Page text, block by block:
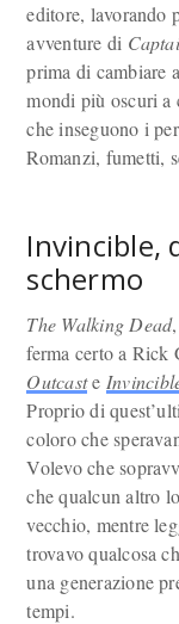
editore, lavorando
avventure di
prima di cambiare
mondi più oscuri a
che inseguono i
Romanzi, fumetti,
Invincible,
schermo
The Walking Dead
ferma certo a Rick
Outcaste
Proprio di
coloro che
Volevo che
che qualcun altro
vecchio, mentre
trovavo qualcosa
una generazione
tempi.